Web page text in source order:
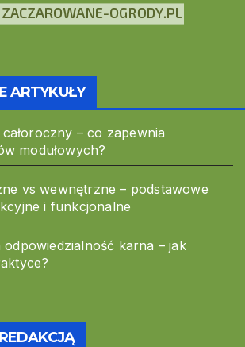
ARTYKUŁY
– co zapewnia
modułowych?
vs wewnętrzne – podstawowe
i funkcjonalne
odpowiedzialność karna – jak